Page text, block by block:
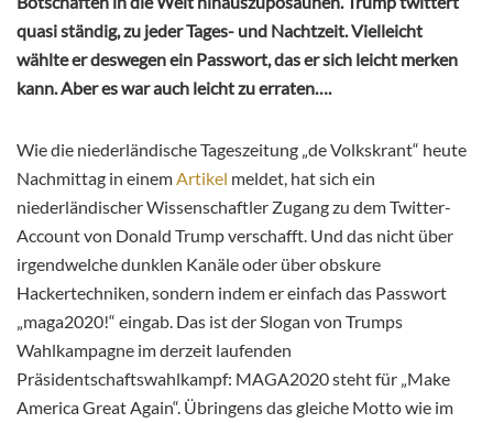
quasi ständig, zu jeder Tages- und Nachtzeit. Vielleicht
wählte er deswegen ein Passwort, das er sich leicht merken
kann. Aber es war auch leicht zu erraten….
Wie die niederländische Tageszeitung „de Volkskrant“ heute
Nachmittag in einemArtikel meldet, hat sich ein
niederländischer Wissenschaftler Zugang zu dem Twitter-
Account von Donald Trump verschafft. Und das nicht über
irgendwelche dunklen Kanäle oder über obskure
Hackertechniken, sondern indem er einfach das Passwort
„maga2020!“ eingab. Das ist der Slogan von Trumps
Wahlkampagne im derzeit laufenden
Präsidentschaftswahlkampf: MAGA2020 steht für „Make
America Great Again“. Übringens das gleiche Motto wie im